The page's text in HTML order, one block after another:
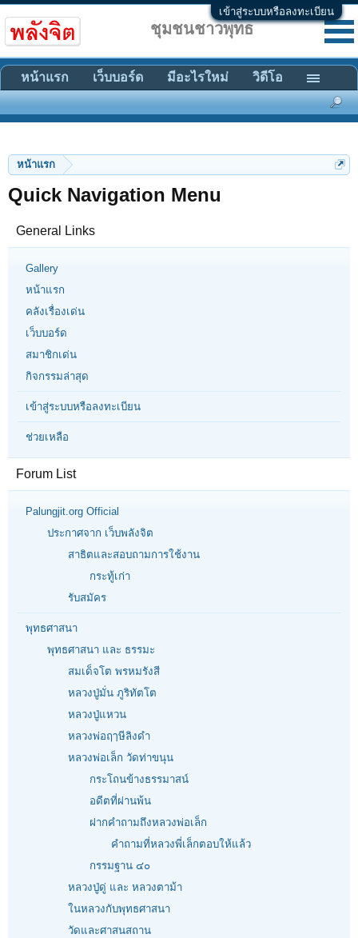
เข้าสู่ระบบหรือลงทะเบียน
หน้าแรก
Quick Navigation Menu
General Links
Gallery
หน้าแรก
คลังเรื่องเด่น
เว็บบอร์ด
สมาชิกเด่น
กิจกรรมล่าสุด
เข้าสู่ระบบหรือลงทะเบียน
ช่วยเหลือ
Forum List
Palungjit.org Official
ประกาศจาก เว็บพลังจิต
สาธิตและสอบถามการใช้งาน
กระทู้เก่า
รับสมัคร
พุทธศาสนา
พุทธศาสนา และ ธรรมะ
สมเด็จโต พรหมรังสี
หลวงปู่มั่น ภูริทัตโต
หลวงปู่แหวน
หลวงพ่อฤๅษีลิงดำ
หลวงพ่อเล็ก วัดท่าขนุน
กระโถนข้างธรรมาสน์
อดีตที่ผ่านพ้น
ฝากคำถามถึงหลวงพ่อเล็ก
คำถามที่หลวงพี่เล็กตอบให้แล้ว
กรรมฐาน ๔๐
หลวงปู่ดู่ และ หลวงตาม้า
ในหลวงกับพุทธศาสนา
วัดและศาสนสถาน
ชุมชนชาวพุทธ
หน้าแรก เว็บบอร์ด มีอะไรใหม่ วิดีโอ